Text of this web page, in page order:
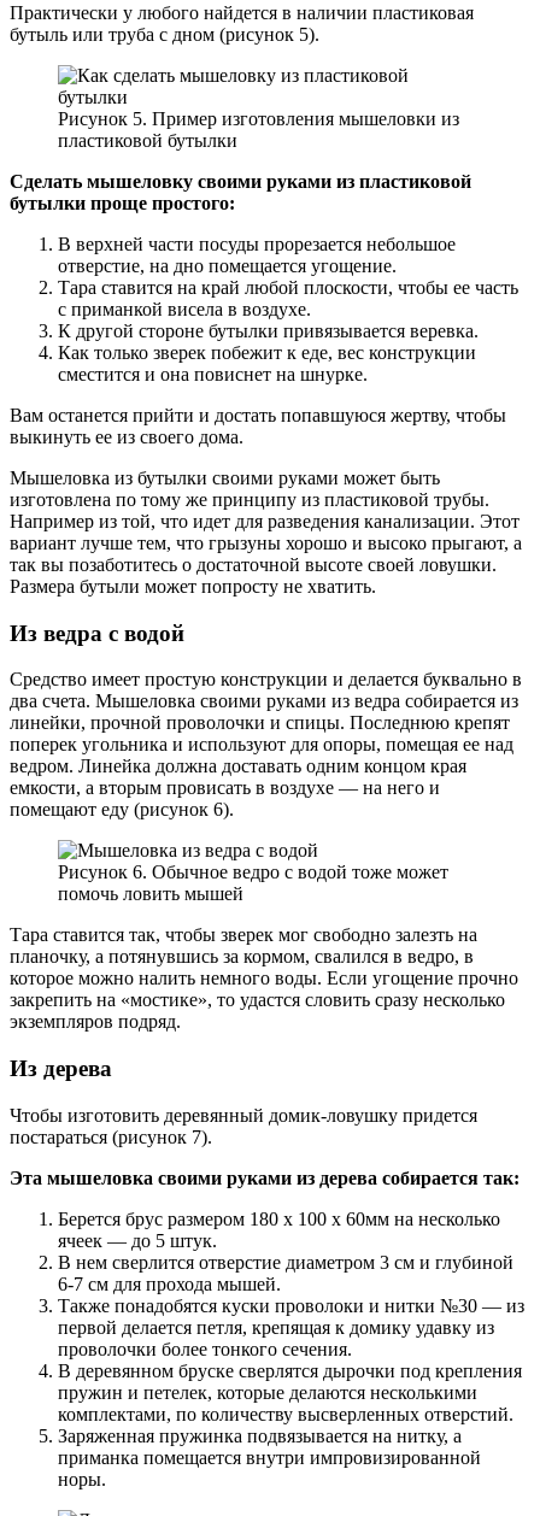
Практически у любого найдется в наличии пластиковая
бутыль или труба с дном (рисунок 5).
Рисунок 5. Пример изготовления мышеловки из
пластиковой бутылки
Сделать мышеловку своими руками из пластиковой
бутылки проще простого:
В верхней части посуды прорезается небольшое
отверстие, на дно помещается угощение.
Тара ставится на край любой плоскости, чтобы ее часть
с приманкой висела в воздухе.
К другой стороне бутылки привязывается веревка.
Как только зверек побежит к еде, вес конструкции
сместится и она повиснет на шнурке.
Вам останется прийти и достать попавшуюся жертву, чтобы
выкинуть ее из своего дома.
Мышеловка из бутылки своими руками может быть
изготовлена по тому же принципу из пластиковой трубы.
Например из той, что идет для разведения канализации. Этот
вариант лучше тем, что грызуны хорошо и высоко прыгают, а
так вы позаботитесь о достаточной высоте своей ловушки.
Размера бутыли может попросту не хватить.
Из ведра с водой
Средство имеет простую конструкции и делается буквально в
два счета. Мышеловка своими руками из ведра собирается из
линейки, прочной проволочки и спицы. Последнюю крепят
поперек угольника и используют для опоры, помещая ее над
ведром. Линейка должна доставать одним концом края
емкости, а вторым провисать в воздухе — на него и
помещают еду (рисунок 6).
Рисунок 6. Обычное ведро с водой тоже может
помочь ловить мышей
Тара ставится так, чтобы зверек мог свободно залезть на
планочку, а потянувшись за кормом, свалился в ведро, в
которое можно налить немного воды. Если угощение прочно
закрепить на «мостике», то удастся словить сразу несколько
экземпляров подряд.
Из дерева
Чтобы изготовить деревянный домик-ловушку придется
постараться (рисунок 7).
Эта мышеловка своими руками из дерева собирается так:
Берется брус размером 180 х 100 х 60мм на несколько
ячеек — до 5 штук.
В нем сверлится отверстие диаметром 3 см и глубиной
6-7 см для прохода мышей.
Также понадобятся куски проволоки и нитки №30 — из
первой делается петля, крепящая к домику удавку из
проволочки более тонкого сечения.
В деревянном бруске сверлятся дырочки под крепления
пружин и петелек, которые делаются несколькими
комплектами, по количеству высверленных отверстий.
Заряженная пружинка подвязывается на нитку, а
приманка помещается внутри импровизированной
норы.